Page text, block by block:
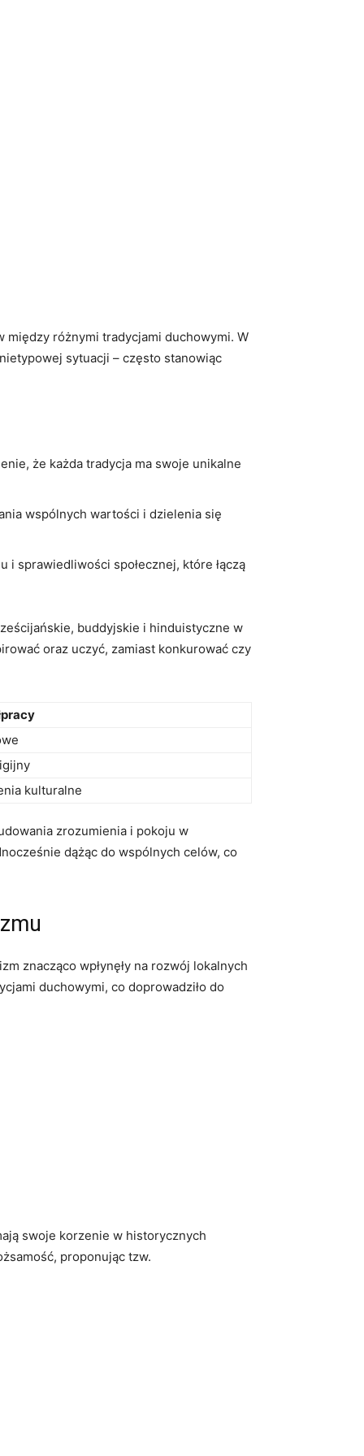
różnymi tradycjami duchowymi. W
sytuacji⁤ – często stanowiąc
że każda tradycja⁢ ma swoje unikalne
wspólnych wartości⁣ i‍ dzielenia ⁣się
i sprawiedliwości⁣ społecznej, które łączą
buddyjskie i⁢ hinduistyczne ​w
oraz uczyć, zamiast konkurować czy
kulturalne
zrozumienia⁣ i pokoju w
dążąc do wspólnych ‌celów, co
znacząco‍ wpłynęły na rozwój⁢ lokalnych
⁤duchowymi, co ‍doprowadziło do
swoje korzenie w historycznych
​proponując tzw.